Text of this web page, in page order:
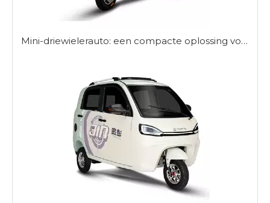
Mini-driewielerauto: een compacte oplossing voor stedelijke mobiliteit